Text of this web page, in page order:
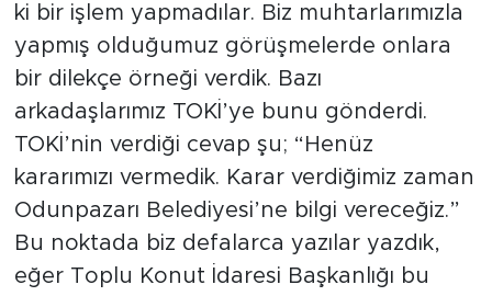
ki bir işlem yapmadılar. Biz muhtarlarımızla
yapmış olduğumuz görüşmelerde onlara
bir dilekçe örneği verdik. Bazı
arkadaşlarımız TOKİ’ye bunu gönderdi.
TOKİ’nin verdiği cevap şu; “Henüz
kararımızı vermedik. Karar verdiğimiz zaman
Odunpazarı Belediyesi’ne bilgi vereceğiz.”
Bu noktada biz defalarca yazılar yazdık,
eğer Toplu Konut İdaresi Başkanlığı bu